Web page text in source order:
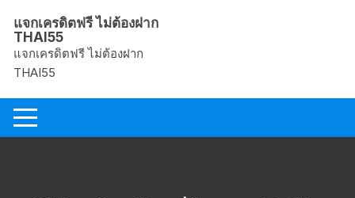
content
แจกเครดิตฟรี ไม่ต้องฝาก
THAI55
แจกเครดิตฟรี ไม่ต้องฝาก
THAI55